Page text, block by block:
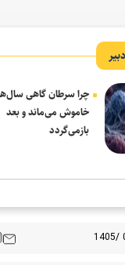
چرا سرطان گاهی
خاموش می‌ماند و بعد
بازمی‌گردد